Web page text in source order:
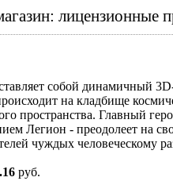
собой динамичный
на кладбище
пространства. Главный
Легион - преодолеет на
чуждых человеческому
руб.